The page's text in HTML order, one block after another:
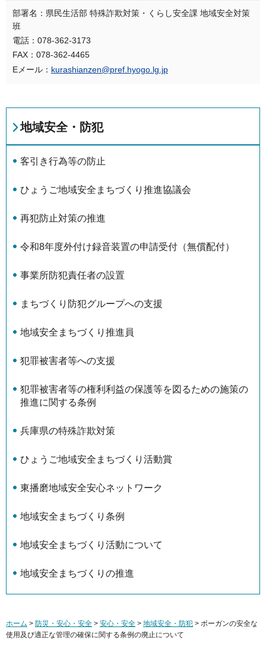
部署名：県民生活部 特殊詐欺対策・くらし安全課 地域安全対策
班
電話：078-362-3173
FAX：078-362-4465
Eメール： kurashianzen@pref.hyogo.lg.jp
地域安全・防犯
客引き行為等の防止
ひょうご地域安全まちづくり推進協議会
再犯防止対策の推進
令和8年度外付け録音装置の申請受付（無償配付）
事業所防犯責任者の設置
まちづくり防犯グループへの支援
地域安全まちづくり推進員
犯罪被害者等への支援
犯罪被害者等の権利利益の保護等を図るための施策の
推進に関する条例
兵庫県の特殊詐欺対策
ひょうご地域安全まちづくり活動賞
東播磨地域安全安心ネットワーク
地域安全まちづくり条例
地域安全まちづくり活動について
地域安全まちづくりの推進
ホーム > 防災・安心・安全 > 安心・安全 > 地域安全・防犯 > ボーガンの安全な
使用及び適正な管理の確保に関する条例の廃止について